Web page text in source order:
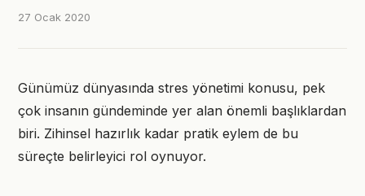
27 Ocak 2020
Günümüz dünyasında stres yönetimi konusu, pek
çok insanın gündeminde yer alan önemli başlıklardan
biri. Zihinsel hazırlık kadar pratik eylem de bu
süreçte belirleyici rol oynuyor.